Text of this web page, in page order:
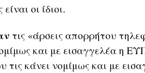
οι ίδιοι.
τις «άρσεις απορρήτου
και με εισαγγελέα η
τις κάνει νομίμως και με